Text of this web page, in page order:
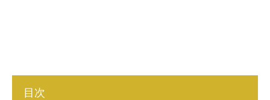
目次